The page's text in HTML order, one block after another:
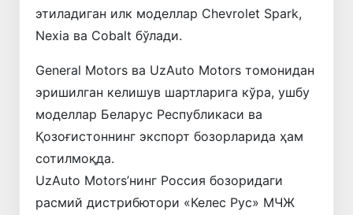
этиладиган илк моделлар Chevrolet Spark,
Nexia ва Cobalt бўлади.
General Motors ва UzAuto Motors томонидан
эришилган келишув шартларига кўра, ушбу
моделлар Беларус Республикаси ва
Қозоғистоннинг экспорт бозорларида ҳам
сотилмоқда.
UzAuto Motors’нинг Россия бозоридаги
расмий дистрибютори «Келес Рус» МЧЖ